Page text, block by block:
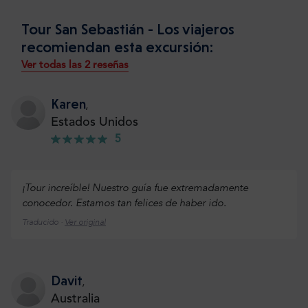
Tour San Sebastián - Los viajeros
recomiendan esta excursión:
Ver todas las 2 reseñas
Karen,
Estados Unidos
5
¡Tour increíble! Nuestro guía fue extremadamente
conocedor. Estamos tan felices de haber ido.
Traducido · Ver original
Davit,
Australia